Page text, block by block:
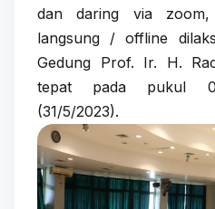
dan daring via
langsung / offline
Gedung Prof. Ir. H.
tepat pada pukul
(31/5/2023).